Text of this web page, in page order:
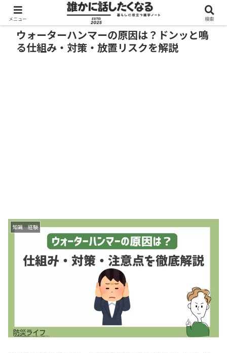
ウォーターハンマーの原因は？ドンッと鳴
る仕組み・対策・放置リスクを解説
知識 経験
メニュー 検索